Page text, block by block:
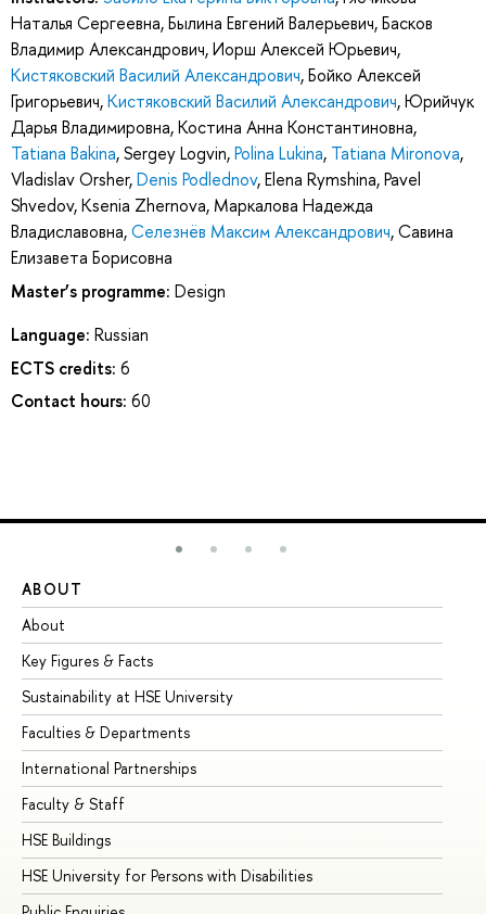
Наталья Сергеевна,Былина Евгений Валерьевич,Басков
Владимир Александрович,Иорш Алексей Юрьевич,
Кистяковский Василий Александрович,Бойко Алексей
Григорьевич,Кистяковский Василий Александрович,Юрийчук
Дарья Владимировна,Костина Анна Константиновна,
Tatiana Bakina,Sergey Logvin,Polina Lukina, Tatiana Mironova,
Vladislav Orsher,Denis Podlednov,Elena Rymshina,Pavel
Shvedov,Ksenia Zhernova, Маркалова Надежда
Владиславовна,Селезнёв Максим Александрович,Савина
Елизавета Борисовна
Master’s programme: Design
Language: Russian
ECTS credits: 6
Contact hours: 60
ABOUT
About
Key Figures & Facts
Sustainability at HSE University
Faculties & Departments
International Partnerships
Faculty & Staff
HSE Buildings
HSE University for Persons with Disabilities